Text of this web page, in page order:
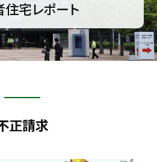
宅レポート
正請求